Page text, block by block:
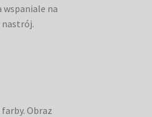
wspaniale na
nastrój.
Obraz